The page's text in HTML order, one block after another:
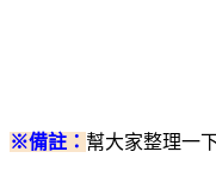
※備註： 幫大家整理一